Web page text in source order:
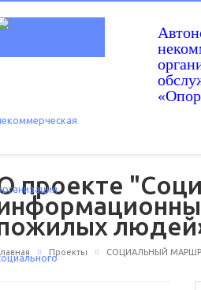
проекте
Проекты СОЦИАЛЬНЫЙ